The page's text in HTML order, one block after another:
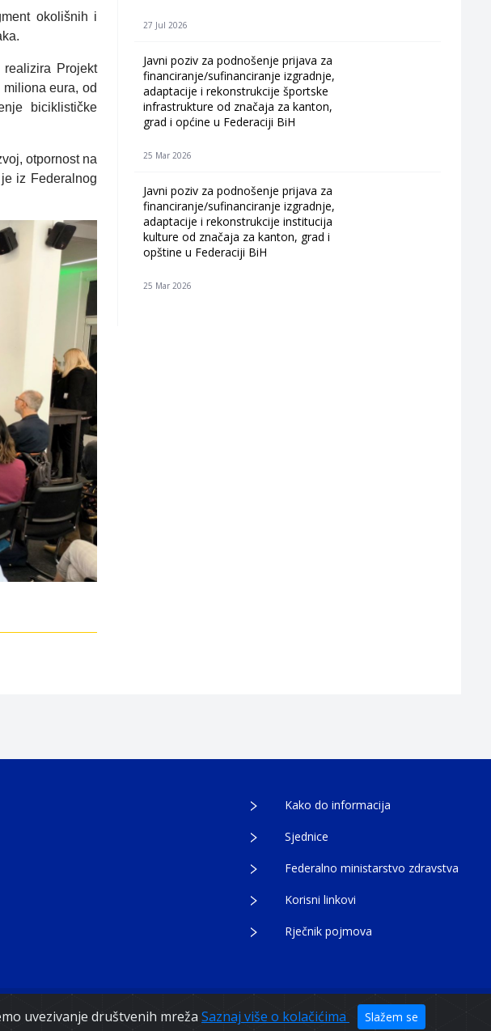
uvezivanje društvenih mreža Saznaj više o kolačićima Slažem se
okolišnih i
Projekt
eura, od
biciklističke
otpornost na
iz Federalnog
27 Jul 2026
Javni poziv za podnošenje prijava za
financiranje/sufinanciranje izgradnje,
adaptacije i rekonstrukcije športske
infrastrukture od značaja za kanton,
grad i općine u Federaciji BiH
25 Mar 2026
Javni poziv za podnošenje prijava za
financiranje/sufinanciranje izgradnje,
adaptacije i rekonstrukcije institucija
kulture od značaja za kanton, grad i
opštine u Federaciji BiH
25 Mar 2026
Kako do informacija
Sjednice
Federalno ministarstvo zdravstva
Korisni linkovi
Rječnik pojmova
i Hercegovine